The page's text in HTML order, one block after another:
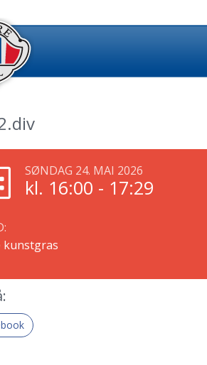
SØNDAG 24. MAI 2026
kl. 16:00 - 17:29
kunstgras